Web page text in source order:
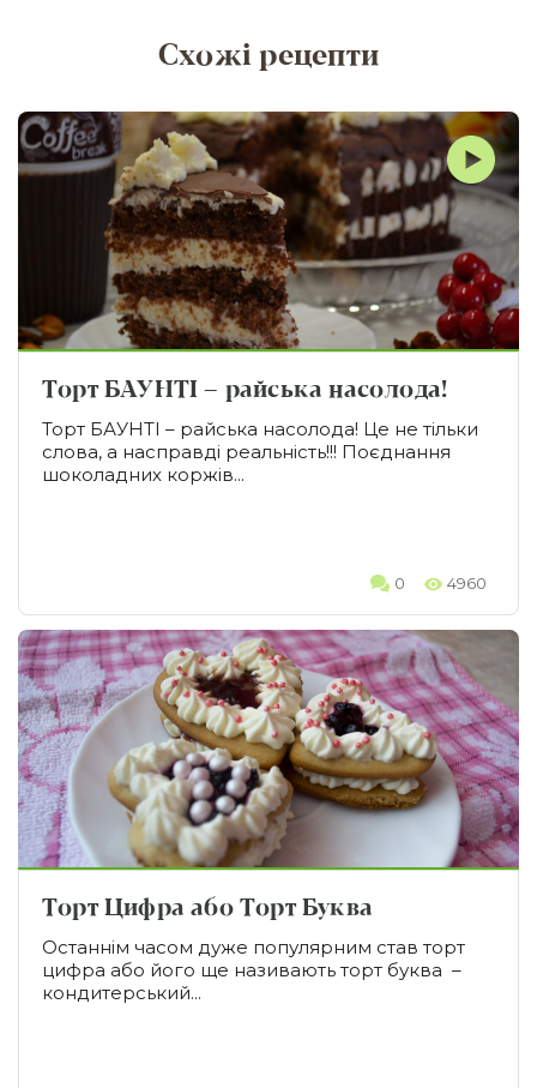
Схожі рецепти
Торт БАУНТІ – райська насолода!
Торт БАУНТІ – райська насолода! Це не тільки
слова, а насправді реальність!!! Поєднання
шоколадних коржів...
0 4960
Торт Цифра або Торт Буква
Останнім часом дуже популярним став торт
цифра або його ще називають торт буква –
кондитерський...